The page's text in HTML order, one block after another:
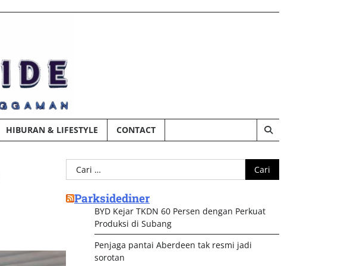
HIBURAN & LIFESTYLE CONTACT
Cari
untuk:
Parksidediner
BYD Kejar TKDN 60 Persen dengan Perkuat
Produksi di Subang
Penjaga pantai Aberdeen tak resmi jadi
sorotan